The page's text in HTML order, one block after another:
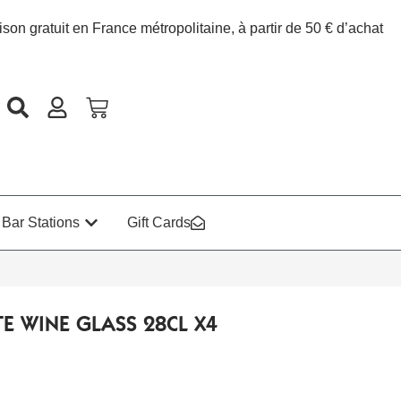
gratuit en France métropolitaine, à partir de 50 € d’achat
Bar Stations Gift Cards
WINE GLASS 28CL X4